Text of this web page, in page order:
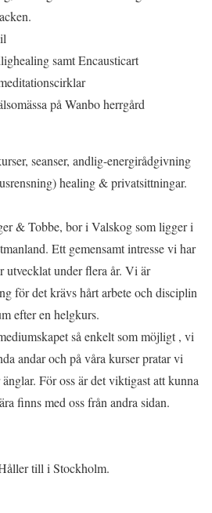
samt Encausticart
på Wanbo herrgård
seanser, andlig-energirådgivning
healing & privatsittningar.
& Tobbe, bor i Valskog som ligger i
Ett gemensamt intresse vi har
utvecklat under flera år. Vi är
för det krävs hårt arbete och disciplin
efter en helgkurs.
så enkelt som möjligt , vi
andar och på våra kurser pratar vi
För oss är det viktigast att kunna
finns med oss från andra sidan.
till i Stockholm.